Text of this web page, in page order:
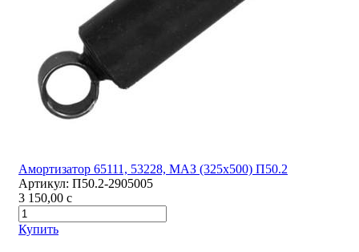
Амортизатор 65111, 53228, МАЗ (325х500) П50.2
Артикул: П50.2-2905005
3 150,00 c
Купить